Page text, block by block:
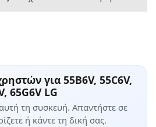
για 55B6V, 55C6V,
65G6V LG
τη συσκευή. Απαντήστε σε
ή κάντε τη δική σας.